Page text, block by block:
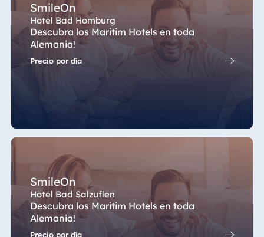
China
Hotel Taicang
Garden
Hotel &
Italia
Resort Calabria
Malta
Antonine Hotel &
SmileOn
Hotel Bad Homburg
Descubra los Maritim Hotels en toda
Alemania!
Precio por día
SmileOn
Hotel Bad Salzuflen
Descubra los Maritim Hotels en toda
Alemania!
Precio por día